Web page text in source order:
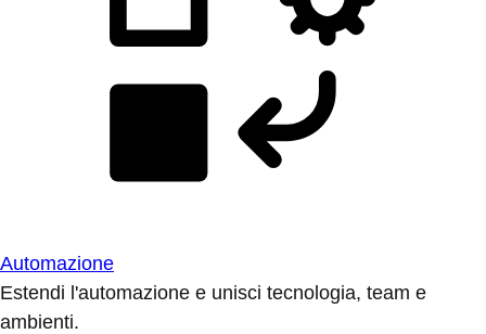
Automazione
Estendi l'automazione e unisci tecnologia, team e
ambienti.